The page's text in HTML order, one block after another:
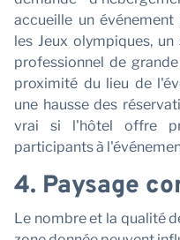
accueille un
les Jeux olympiques,
professionnel de
proximité du lieu de
une hausse des
vrai si l'hôtel offre
participants à
4. Paysage
Le nombre et la qualité